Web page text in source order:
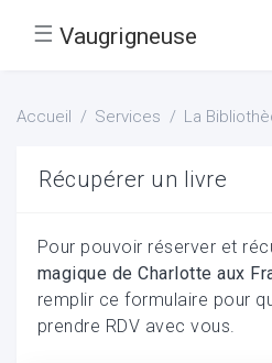
☰ Vaugrigneuse
Accueil Services La
Récupérer un livre
Pour pouvoir réserver et
magique de Charlotte aux
remplir ce formulaire pour
prendre RDV avec vous.